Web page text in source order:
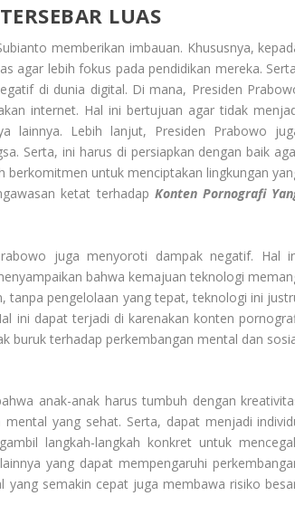
LUAS
memberikan imbauan. Khususnya,
agar lebih fokus pada pendidikan mereka.
di dunia digital. Di mana, Presiden
internet. Hal ini bertujuan agar tidak
lainnya. Lebih lanjut, Presiden Prabowo
Serta, ini harus di persiapkan dengan baik
untuk menciptakan lingkungan
ketat terhadap Konten Pornografi
juga menyoroti dampak negatif. Hal
bahwa kemajuan teknologi
tanpa pengelolaan yang tepat, teknologi ini
ini dapat terjadi di karenakan konten
buruk terhadap perkembangan mental dan
anak-anak harus tumbuh dengan
yang sehat. Serta, dapat menjadi
langkah-langkah konkret untuk
yang dapat mempengaruhi
semakin cepat juga membawa risiko